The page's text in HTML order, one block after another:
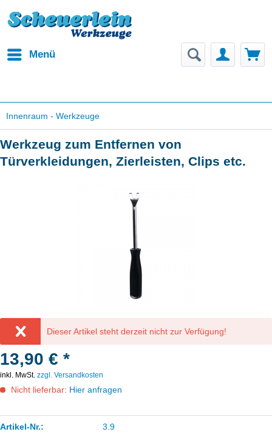
Menü
Innenraum - Werkzeuge
Werkzeug zum Entfernen von
Türverkleidungen, Zierleisten, Clips etc.
Dieser Artikel steht derzeit nicht zur Verfügung!
13,90 € *
inkl. MwSt. zzgl. Versandkosten
Nicht lieferbar: Hier anfragen
Artikel-Nr.: 3.9